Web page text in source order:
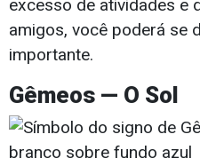
excesso de atividades e
amigos, você poderá se
importante.
Gêmeos — O Sol